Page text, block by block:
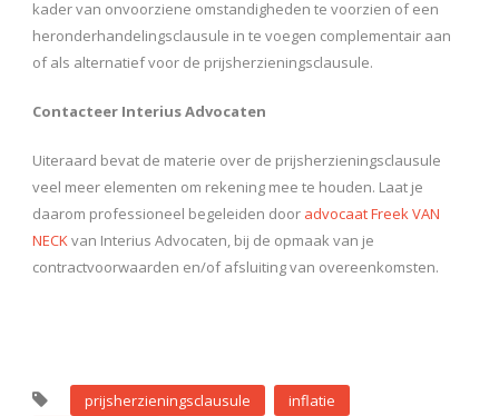
kader van onvoorziene omstandigheden te voorzien of een
heronderhandelingsclausule in te voegen complementair aan
of als alternatief voor de prijsherzieningsclausule.
Contacteer Interius Advocaten
Uiteraard bevat de materie over de prijsherzieningsclausule
veel meer elementen om rekening mee te houden. Laat je
daarom professioneel begeleiden door advocaat Freek VAN
NECK van Interius Advocaten, bij de opmaak van je
contractvoorwaarden en/of afsluiting van overeenkomsten.
prijsherzieningsclausule
inflatie